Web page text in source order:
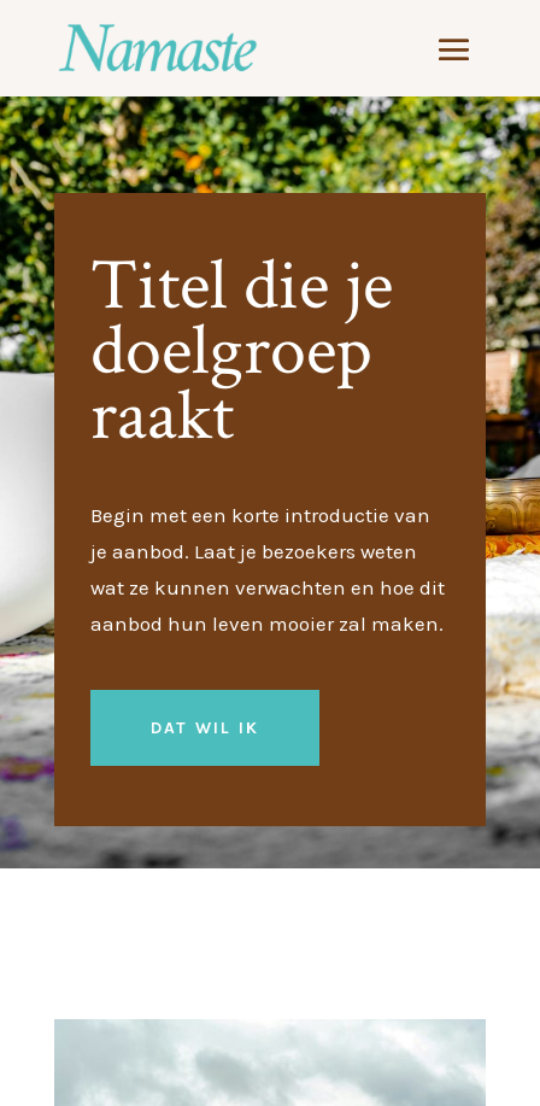
Titel die je
doelgroep
raakt
Begin met een korte introductie van
je aanbod. Laat je bezoekers weten
wat ze kunnen verwachten en hoe dit
aanbod hun leven mooier zal maken.
DAT WIL IK